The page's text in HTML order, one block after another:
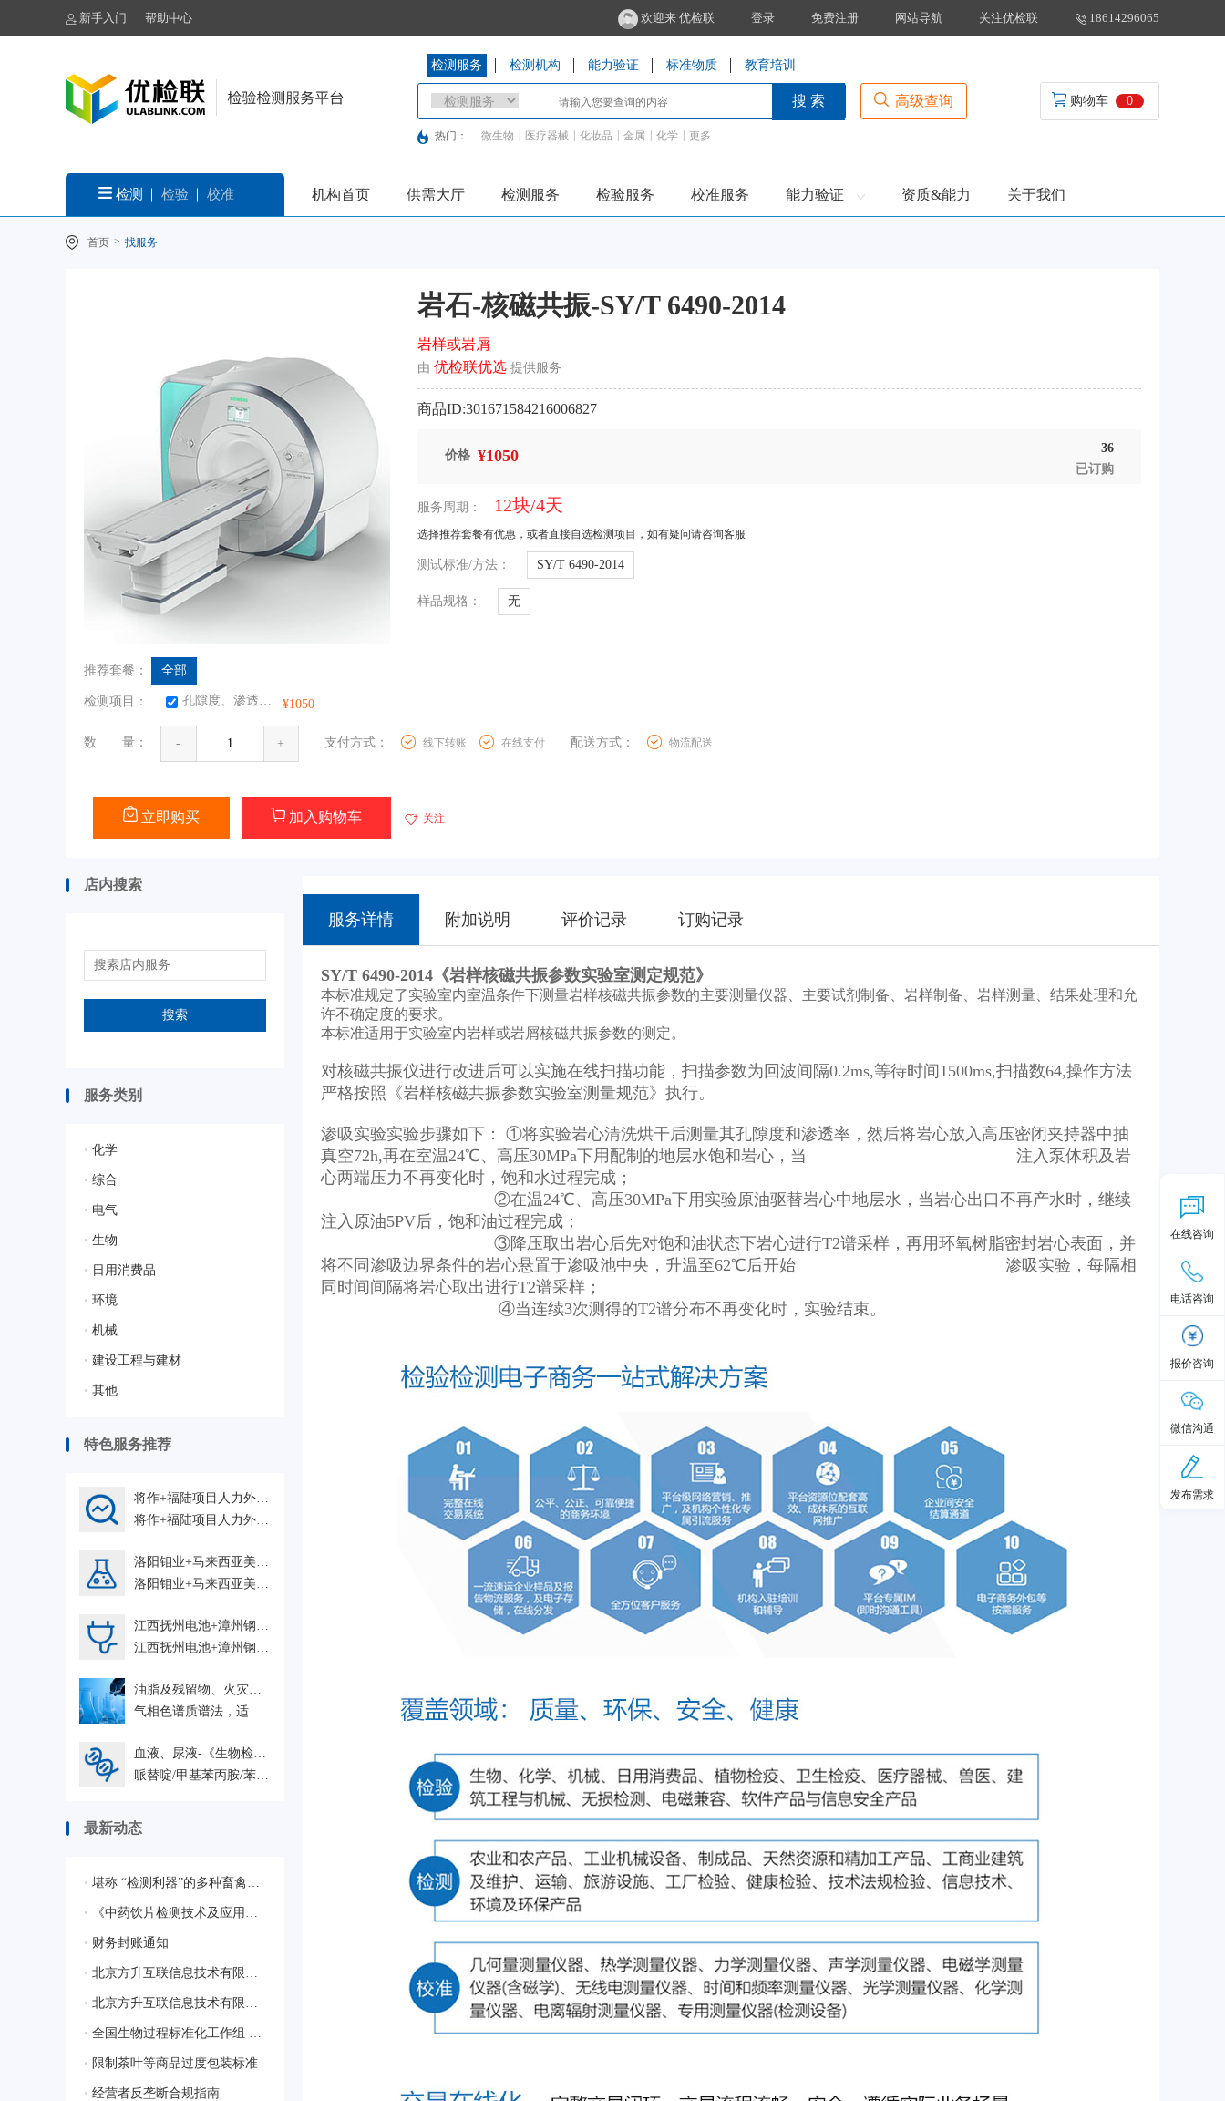
新手入门 帮助中心 欢迎来 优检联 登录 免费注册 网站导航 关注优检联 18614296065
检测服务 检测机构 能力验证 标准物质 教育培训
搜 索 高级查询
热门： 微生物 医疗器械 化妆品 金属 化学 更多
购物车 0
检测 检验 校准 机构首页 供需大厅 检测服务 检验服务 校准服务 能力验证 资质&能力 关于我们
首页 > 找服务
岩石-核磁共振​-SY/T 6490-2014
岩样或岩屑
由 优检联优选 提供服务
商品ID:301671584216006827
价格 ¥1050
36
已订购
服务周期： 12块/4天
选择推荐套餐有优惠，或者直接自选检测项目，如有疑问请咨询客服
测试标准/方法： SY/T 6490-2014
样品规格： 无
推荐套餐： 全部
检测项目： 孔隙度、渗透率、含水饱和度、束缚水饱和度、可动流体饱和度，可动流体饱和度给出了岩石多孔介质内流体渗流可流动孔隙空间的相对大小，是储层评价尤其是低渗透储层评价的一项重要参数 ¥1050
数 量： - + 支付方式： 线下转账 在线支付 配送方式： 物流配送
立即购买 加入购物车 关注
店内搜索
搜索
服务类别
• 化学
• 综合
• 电气
• 生物
• 日用消费品
• 环境
• 机械
• 建设工程与建材
• 其他
特色服务推荐
最新动态
• 堪称 “检测利器”的多种畜禽疫病相关的质控样品
• 《中药饮片检测技术及应用》蓝皮书生态合作伙伴征集启动会圆满落幕，共绘行业新蓝图
• 财务封账通知
• 北京方升互联信息技术有限公司顺利通过质量管理体系认证
• 北京方升互联信息技术有限公司顺利通过ISO/IEC 27001:2022信息安全管理体系认证
• 全国生物过程标准化工作组 获批成立
• 限制茶叶等商品过度包装标准
• 经营者反垄断合规指南
服务详情 附加说明 评价记录 订购记录
SY/T 6490-2014《岩样核磁共振参数实验室测定规范》
本标准规定了实验室内室温条件下测量岩样核磁共振参数的主要测量仪器、主要试剂制备、岩样制备、岩样测量、结果处理和允
许不确定度的要求。
本标准适用于实验室内岩样或岩屑核磁共振参数的测定。
对核磁共振仪进行改进后可以实施在线扫描功能，扫描参数为回波间隔0.2ms,等待时间1500ms,扫描数64,操作方法
严格按照《岩样核磁共振参数实验室测量规范》执行。
渗吸实验实验步骤如下： ①将实验岩心清洗烘干后测量其孔隙度和渗透率，然后将岩心放入高压密闭夹持器中抽
真空72h,再在室温24℃、高压30MPa下用配制的地层水饱和岩心，当 注入泵体积及岩
心两端压力不再变化时，饱和水过程完成；
②在温24℃、高压30MPa下用实验原油驱替岩心中地层水，当岩心出口不再产水时，继续
注入原油5PV后，饱和油过程完成；
③降压取出岩心后先对饱和油状态下岩心进行T2谱采样，再用环氧树脂密封岩心表面，并
将不同渗吸边界条件的岩心悬置于渗吸池中央，升温至62℃后开始 渗吸实验，每隔相
同时间间隔将岩心取出进行T2谱采样；
④当连续3次测得的T2谱分布不再变化时，实验结束。
在线咨询
电话咨询
报价咨询
微信沟通
发布需求